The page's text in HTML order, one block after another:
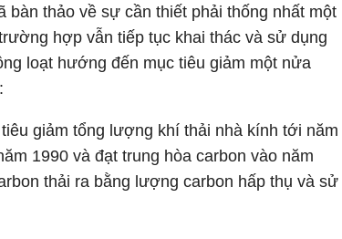
bàn thảo về sự cần thiết phải thống nhất một
hợp vẫn tiếp tục khai thác và sử dụng
loạt hướng đến mục tiêu giảm một nửa
giảm tổng lượng khí thải nhà kính tới năm
1990 và đạt trung hòa carbon vào năm
thải ra bằng lượng carbon hấp thụ và sử